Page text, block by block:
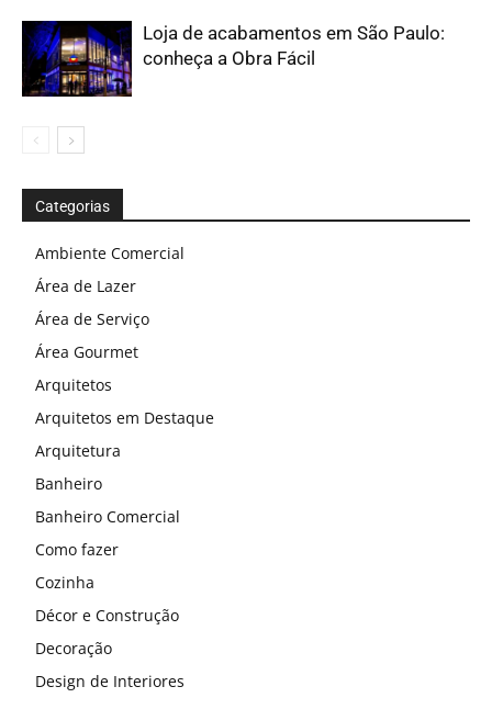
Loja de acabamentos em São Paulo:
conheça a Obra Fácil
Categorias
Ambiente Comercial
Área de Lazer
Área de Serviço
Área Gourmet
Arquitetos
Arquitetos em Destaque
Arquitetura
Banheiro
Banheiro Comercial
Como fazer
Cozinha
Décor e Construção
Decoração
Design de Interiores